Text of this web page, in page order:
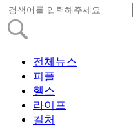
전체뉴스
피플
헬스
라이프
컬처